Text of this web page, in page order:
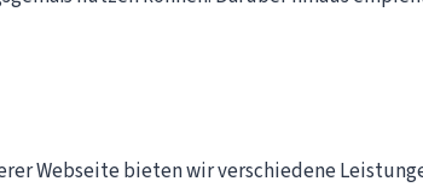
Webseite bieten wir verschiedene